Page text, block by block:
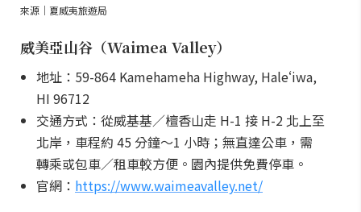
來源｜夏威夷旅遊局
威美亞山谷（Waimea Valley）
地址：59-864 Kamehameha Highway, Haleʻiwa,
HI 96712
交通方式：從威基基／檀香山走 H-1 接 H-2 北上至
北岸，車程約 45 分鐘～1 小時；無直達公車，需
轉乘或包車／租車較方便。園內提供免費停車。
官網： https://www.waimeavalley.net/